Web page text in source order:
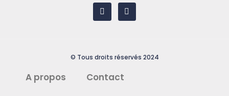
© Tous droits réservés 2024
A propos
Contact